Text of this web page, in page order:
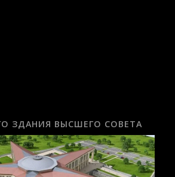
ЗДАНИЯ ВЫСШЕГО СОВЕТА